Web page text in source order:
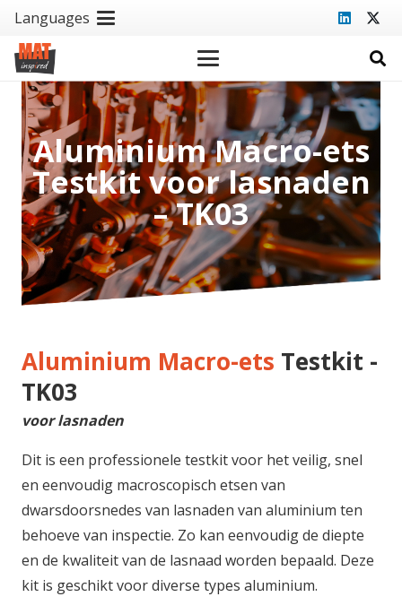
Languages
Aluminium Macro-ets
Testkit voor lasnaden
– TK03
Aluminium Macro-ets Testkit -
TK03
voor lasnaden
Dit is een professionele testkit voor het veilig, snel
en eenvoudig macroscopisch etsen van
dwarsdoorsnedes van lasnaden van aluminium ten
behoeve van inspectie. Zo kan eenvoudig de diepte
en de kwaliteit van de lasnaad worden bepaald. Deze
kit is geschikt voor diverse types aluminium.